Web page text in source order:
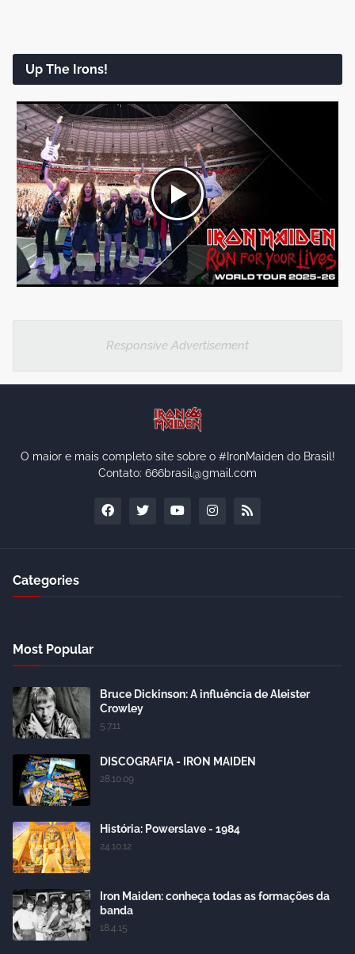
Up The Irons!
Responsive Advertisement
O maior e mais completo site sobre o #IronMaiden do Brasil!
Contato: 666brasil@gmail.com
Categories
Most Popular
Bruce Dickinson: A influência de Aleister
Crowley
5.7.11
DISCOGRAFIA - IRON MAIDEN
28.10.09
História: Powerslave - 1984
24.10.12
Iron Maiden: conheça todas as formações da
banda
18.4.15